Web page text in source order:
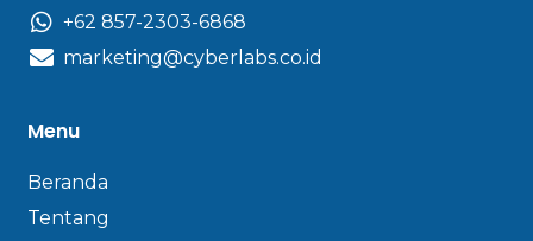
+62 857-2303-6868
marketing@cyberlabs.co.id
Menu
Beranda
Tentang